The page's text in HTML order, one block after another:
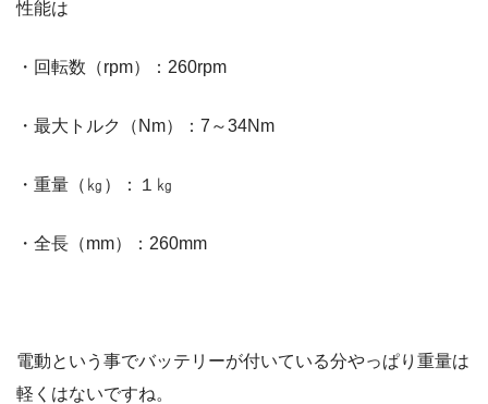
性能は
・回転数（rpm）：260rpm
・最大トルク（Nm）：7～34Nm
・重量（㎏）：１㎏
・全長（mm）：260mm
電動という事でバッテリーが付いている分やっぱり重量は
軽くはないですね。